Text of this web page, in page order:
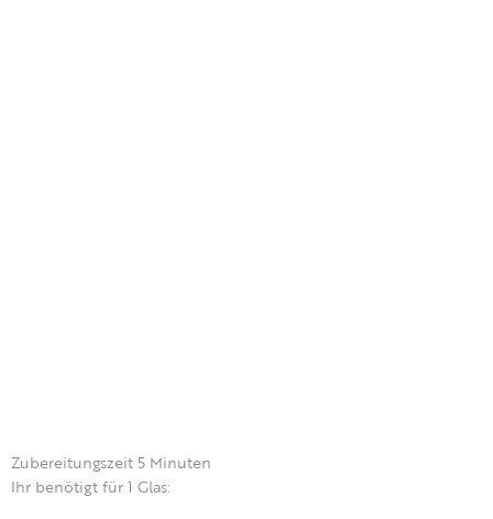
Zubereitungszeit 5 Minuten
Ihr benötigt für 1 Glas: